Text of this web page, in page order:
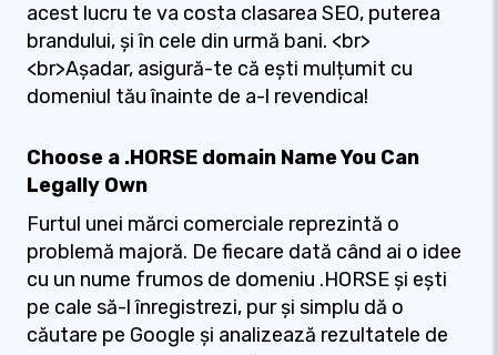
acest lucru te va costa clasarea SEO, puterea
brandului, și în cele din urmă bani. <br>
<br>Așadar, asigură-te că ești mulțumit cu
domeniul tău înainte de a-l revendica!
Choose a .HORSE domain Name You Can
Legally Own
Furtul unei mărci comerciale reprezintă o
problemă majoră. De fiecare dată când ai o idee
cu un nume frumos de domeniu .HORSE și ești
pe cale să-l înregistrezi, pur și simplu dă o
căutare pe Google și analizează rezultatele de